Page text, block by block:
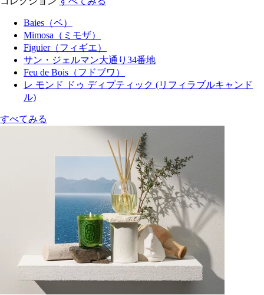
Baies（ベ）
Mimosa（ミモザ）
Figuier（フィギエ）
サン・ジェルマン大通り34番地
Feu de Bois（フドブワ）
レ モンド ドゥ ディプティック (リフィラブルキャンド
ル)
すべてみる